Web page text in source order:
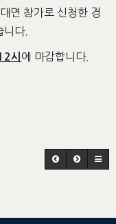
면 참가로 신청한 경
니다.
시 에 마감합니다.